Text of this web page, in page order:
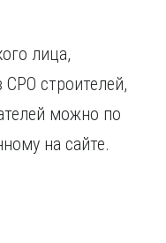
лица,
СРО строителей,
можно по
на сайте.